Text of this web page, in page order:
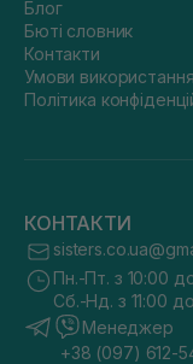
Блог
Бюті словник
Контакти
Умови
Політика
КОНТАКТИ
Пн.-Пт. з 10:00
Сб.-Нд. з 11:00
Менеджер
+38 (097) 612-